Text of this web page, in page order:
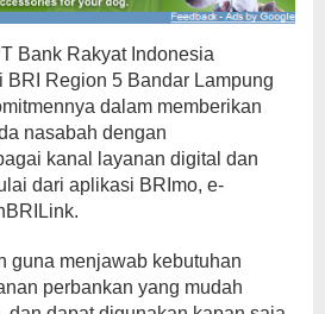
Bank Rakyat Indonesia
BRI Region 5 Bandar Lampung
dalam memberikan
nasabah dengan
kanal layanan digital dan
dari aplikasi BRImo, e-
guna menjawab kebutuhan
perbankan yang mudah